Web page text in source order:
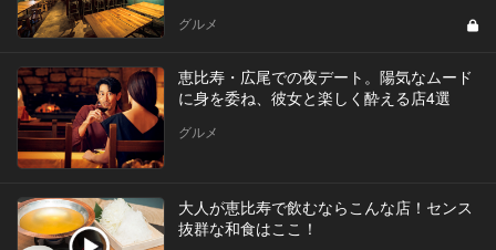
グルメ
恵比寿・広尾での夜デート。陽気なムード
に身を委ね、彼女と楽しく酔える店4選
グルメ
大人が恵比寿で飲むならこんな店！センス
抜群な和食はここ！